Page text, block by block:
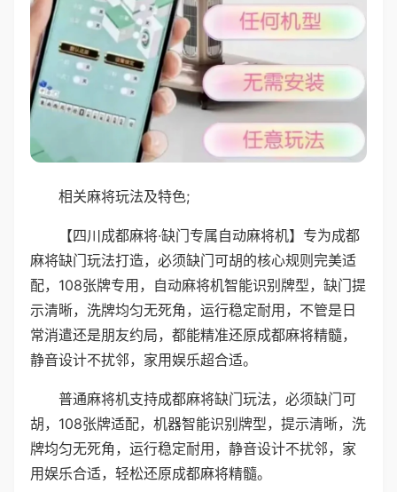
相关麻将玩法及特色;
【四川成都麻将·缺门专属自动麻将机】专为成都
麻将缺门玩法打造，必须缺门可胡的核心规则完美适
配，108张牌专用，自动麻将机智能识别牌型，缺门提
示清晰，洗牌均匀无死角，运行稳定耐用，不管是日
常消遣还是朋友约局，都能精准还原成都麻将精髓，
静音设计不扰邻，家用娱乐超合适。
普通麻将机支持成都麻将缺门玩法，必须缺门可
胡，108张牌适配，机器智能识别牌型，提示清晰，洗
牌均匀无死角，运行稳定耐用，静音设计不扰邻，家
用娱乐合适，轻松还原成都麻将精髓。